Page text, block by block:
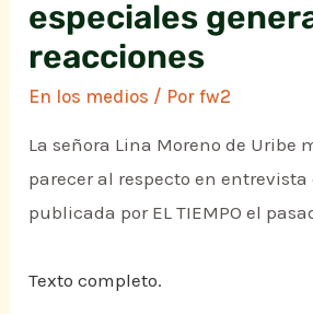
especiales
reacciones
En los medios / Porfw2
La señora Lina Moreno de Uribe
parecer al respecto en entrevista
publicada por EL TIEMPO el
Texto completo.